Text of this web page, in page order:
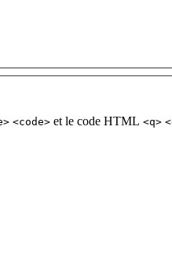
<code> et le code HTML <q>